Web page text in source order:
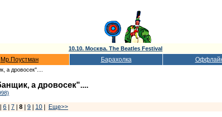
10.10. Москва. The Beatles Festival
Мр.Поустман Барахолка
а дровосек"....
а дровосек"....
6 7 8 9 10
Еще>>